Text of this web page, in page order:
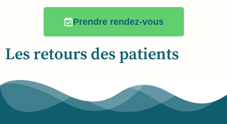
Prendre rendez-vous
Les retours des patients